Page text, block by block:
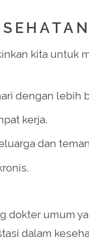
kita untuk
dengan lebih
kerja.
dan
dokter umum
dalam